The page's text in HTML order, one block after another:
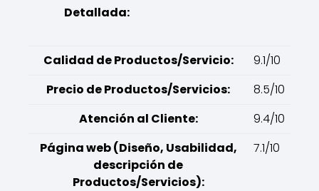
Detallada:
Calidad de Productos/Servicio:
9.1/10
Precio de Productos/Servicios:
8.5/10
Atención al Cliente:
9.4/10
Página web (Diseño, Usabilidad,
descripción de
Productos/Servicios):
7.1/10